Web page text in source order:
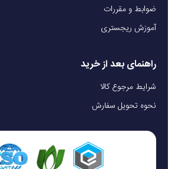
ضوابط و مقررات
آموزش ریجستری
راهنمای بعد از خرید
شرایط مرجوع کالا
نحوه تحویل سفارش